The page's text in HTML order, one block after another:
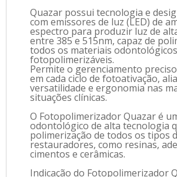
Quazar possui tecnologia e
com emissores de luz (LED) de
espectro para produzir luz de
entre 385 e 515nm, capaz de
todos os materiais odontológicos
fotopolimerizáveis.
Permite o gerenciamento
em cada ciclo de fotoativação,
versatilidade e ergonomia nas
situações clínicas.
O Fotopolimerizador Quazar é
odontológico de alta tecnologia
polimerização de todos os tipos
restauradores, como resinas,
cimentos e cerâmicas.
Indicação do Fotopolimerizador